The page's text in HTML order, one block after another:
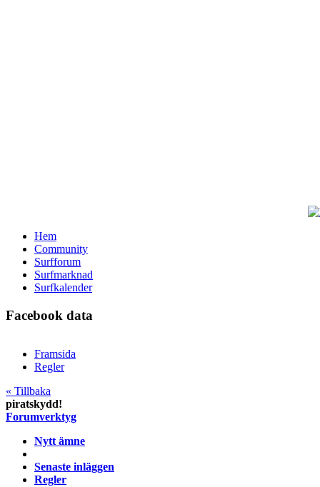
Hem
Community
Surfforum
Surfmarknad
Surfkalender
Facebook data
Framsida
Regler
« Tillbaka
piratskydd!
Forumverktyg
Nytt ämne
Senaste inläggen
Regler